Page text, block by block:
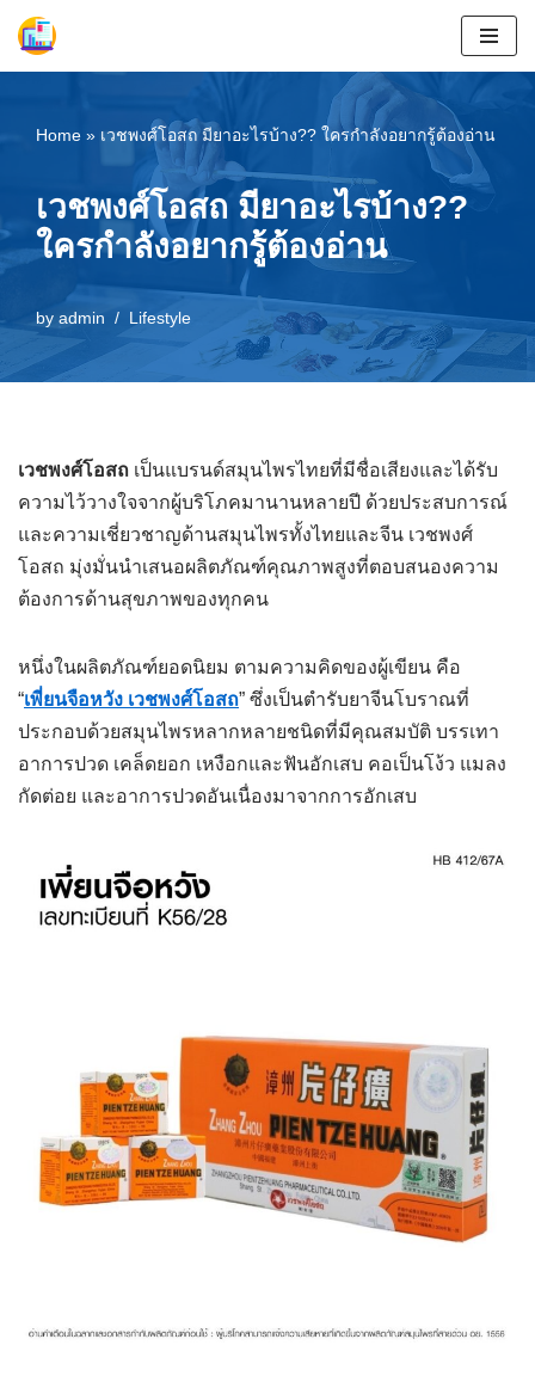
content
Home » เวชพงศ์โอสถ มียาอะไรบ้าง?? ใครกำลังอยากรู้ต้องอ่าน
เวชพงศ์โอสถ มียาอะไรบ้าง??
ใครกำลังอยากรู้ต้องอ่าน
by admin Lifestyle
เวชพงศ์โอสถ เป็นแบรนด์สมุนไพรไทยที่มีชื่อเสียงและได้รับ
ความไว้วางใจจากผู้บริโภคมานานหลายปี ด้วยประสบการณ์
และความเชี่ยวชาญด้านสมุนไพรทั้งไทยและจีน เวชพงศ์
โอสถ มุ่งมั่นนำเสนอผลิตภัณฑ์คุณภาพสูงที่ตอบสนองความ
ต้องการด้านสุขภาพของทุกคน
หนึ่งในผลิตภัณฑ์ยอดนิยม ตามความคิดของผู้เขียน คือ
“เพี่ยนจือหวัง เวชพงศ์โอสถ” ซึ่งเป็นตำรับยาจีนโบราณที่
ประกอบด้วยสมุนไพรหลากหลายชนิดที่มีคุณสมบัติ บรรเทา
อาการปวด เคล็ดยอก เหงือกและฟันอักเสบ คอเป็นโง้ว แมลง
กัดต่อย และอาการปวดอันเนื่องมาจากการอักเสบ